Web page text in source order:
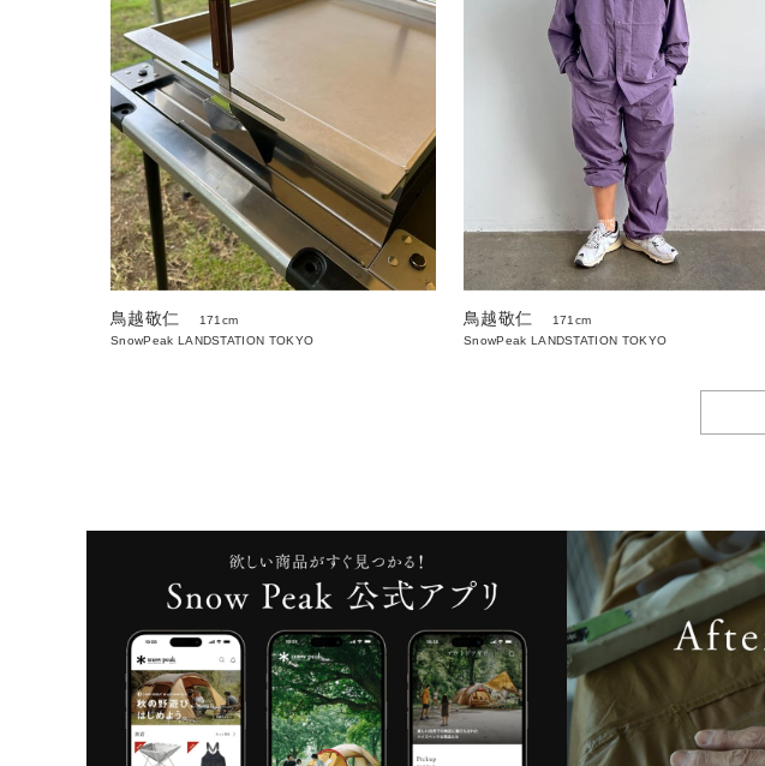
鳥越敬仁
171cm
SnowPeak LANDSTATION TOKYO
鳥越敬仁
171cm
SnowPeak LANDSTATION TOKYO